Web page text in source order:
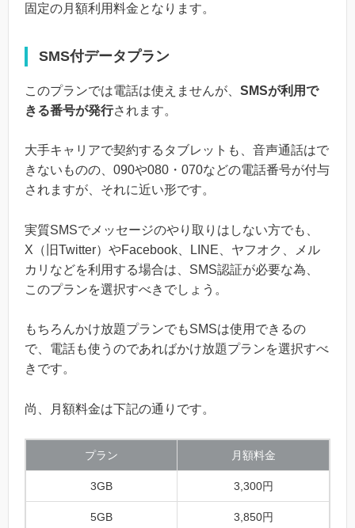
固定の月額利用料金となります。
SMS付データプラン
このプランでは電話は使えませんが、 SMSが利用で
きる番号が発行されます。
大手キャリアで契約するタブレットも、音声通話はで
きないものの、090や080・070などの電話番号が付与
されますが、それに近い形です。
実質SMSでメッセージのやり取りはしない方でも、
X（旧Twitter）やFacebook、LINE、ヤフオク、メル
カリなどを利用する場合は、SMS認証が必要な為、
このプランを選択すべきでしょう。
もちろんかけ放題プランでもSMSは使用できるの
で、電話も使うのであればかけ放題プランを選択すべ
きです。
尚、月額料金は下記の通りです。
プラン 月額料金
3GB 3,300円
5GB 3,850円